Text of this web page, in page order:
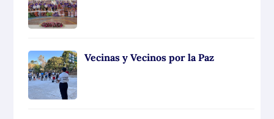
Vecinas y Vecinos por la Paz